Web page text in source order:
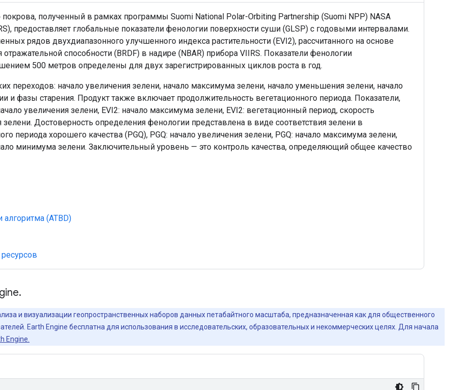
полученный в рамках программы Suomi National Polar-Orbiting Partnership (Suomi NPP) NASA
предоставляет глобальные показатели фенологии поверхности суши (GLSP) с годовыми интервалами.
рядов двухдиапазонного улучшенного индекса растительности (EVI2), рассчитанного на основе
способности (BRDF) в надире (NBAR) прибора VIIRS. Показатели фенологии
500 метров определены для двух зарегистрированных циклов роста в год.
переходов: начало увеличения зелени, начало максимума зелени, начало уменьшения зелени, начало
и фазы старения. Продукт также включает продолжительность вегетационного периода. Показатели,
увеличения зелени, EVI2: начало максимума зелени, EVI2: вегетационный период, скорость
Достоверность определения фенологии представлена ​​в виде соответствия зелени в
периода хорошего качества (PGQ), PGQ: начало увеличения зелени, PGQ: начало максимума зелени,
минимума зелени. Заключительный уровень — это контроль качества, определяющий общее качество
(ATBD)
и визуализации геопространственных наборов данных петабайтного масштаба, предназначенная как для общественного
Earth Engine бесплатна для использования в исследовательских, образовательных и некоммерческих целях. Для начала
Engine.